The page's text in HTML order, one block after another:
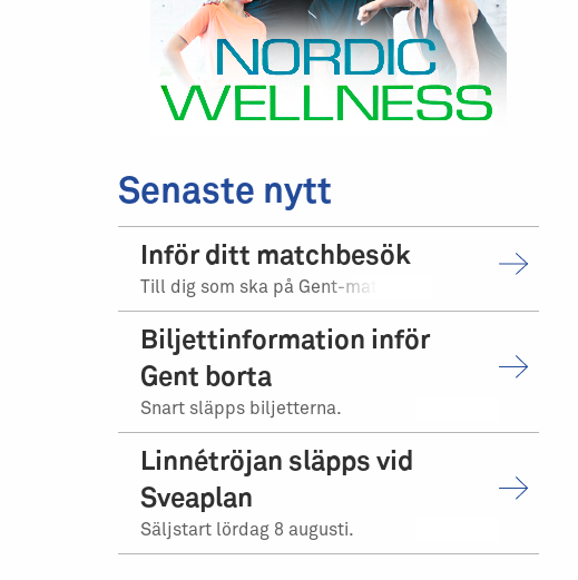
Senaste nytt
Inför ditt matchbesök
Till dig som ska på Gent-matchen.
Biljettinformation inför
Gent borta
Snart släpps biljetterna.
Linnétröjan släpps vid
Sveaplan
Säljstart lördag 8 augusti.